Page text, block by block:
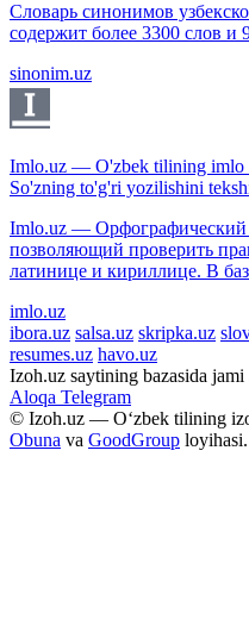
Словарь синонимов
содержит более 3300 слов и
sinonim.uz
Imlo.uz — O'zbek tilining imlo
So'zning to'g'ri yozilishini
Imlo.uz — Орфографический
позволяющий проверить
латинице и кириллице. В
imlo.uz
ibora.uz salsa.uz skripka.uz
resumes.uz havo.uz
Izoh.uz saytining bazasida jami
Aloqa Telegram
© Izoh.uz — O‘zbek tilining
Obuna va GoodGroup loyihasi.